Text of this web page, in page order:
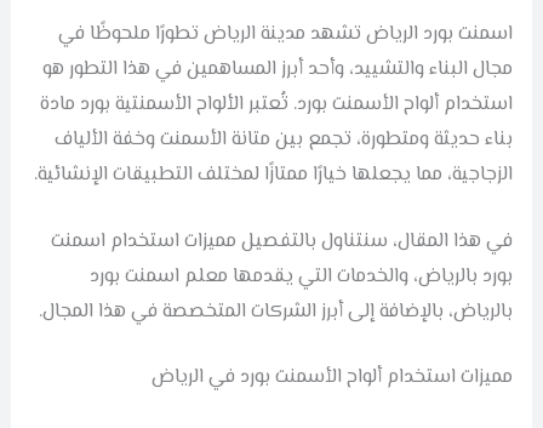
اسمنت بورد الرياض تشهد مدينة الرياض تطورًا ملحوظًا في
مجال البناء والتشييد، وأحد أبرز المساهمين في هذا التطور هو
استخدام ألواح الأسمنت بورد. تُعتبر الألواح الأسمنتية بورد مادة
بناء حديثة ومتطورة، تجمع بين متانة الأسمنت وخفة الألياف
الزجاجية، مما يجعلها خيارًا ممتازًا لمختلف التطبيقات الإنشائية.
في هذا المقال، سنتناول بالتفصيل مميزات استخدام اسمنت
بورد بالرياض، والخدمات التي يقدمها معلم اسمنت بورد
بالرياض، بالإضافة إلى أبرز الشركات المتخصصة في هذا المجال.
مميزات استخدام ألواح الأسمنت بورد في الرياض